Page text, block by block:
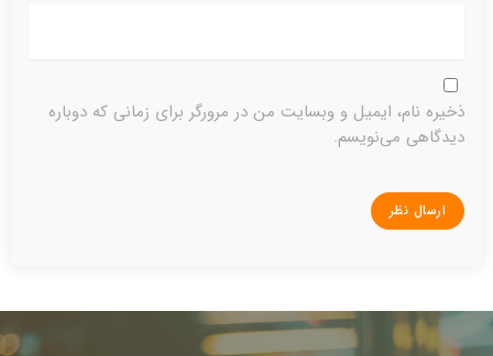
ذخیره نام، ایمیل و وبسایت من در مرورگر برای زمانی که دوباره
دیدگاهی می‌نویسم.